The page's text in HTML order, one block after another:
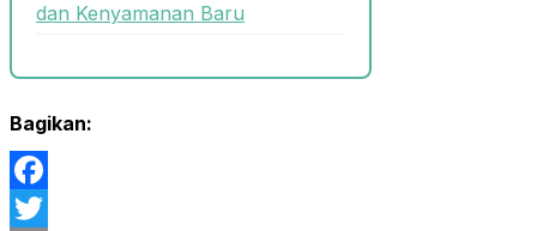
dan Kenyamanan Baru
Bagikan:
Facebook